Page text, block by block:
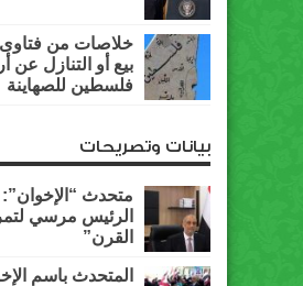
خلاصات من فتاوى
بيع أو التنازل عن
فلسطين للصهاينة
بيانات وتصريحات
متحدث “الإخوان”:
الرئيس مرسي
القرن”
المتحدث باسم